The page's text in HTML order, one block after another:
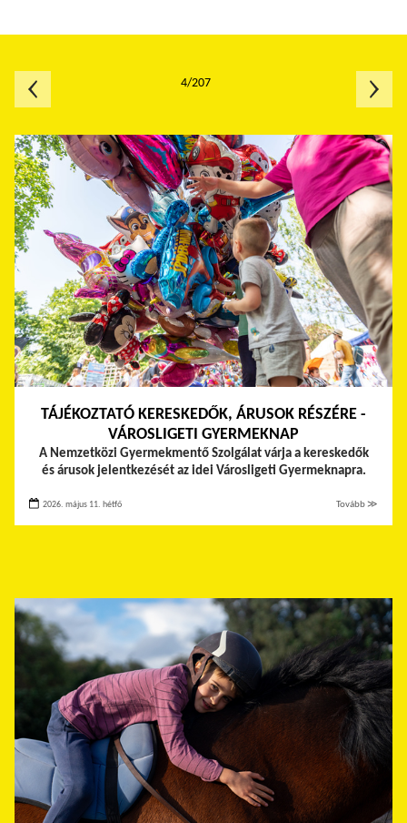
TÁJÉKOZTATÓ KERESKEDŐK, ÁRUSOK RÉSZÉRE -
VÁROSLIGETI GYERMEKNAP
A Nemzetközi Gyermekmentő Szolgálat várja a kereskedők
és árusok jelentkezését az idei Városligeti Gyermeknapra.
2026. május 11. hétfő Tovább ≫
4/207